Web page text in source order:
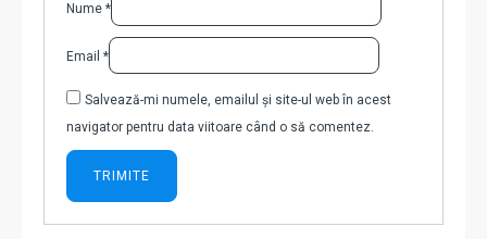
Nume *
Email *
Salvează-mi numele, emailul și site-ul web în acest
navigator pentru data viitoare când o să comentez.